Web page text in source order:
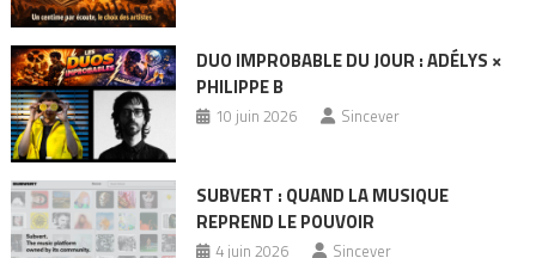
DUO IMPROBABLE DU JOUR : ADÉLYS ×
PHILIPPE B
10 juin 2026 Sincever
SUBVERT : QUAND LA MUSIQUE
REPREND LE POUVOIR
4 juin 2026 Sincever